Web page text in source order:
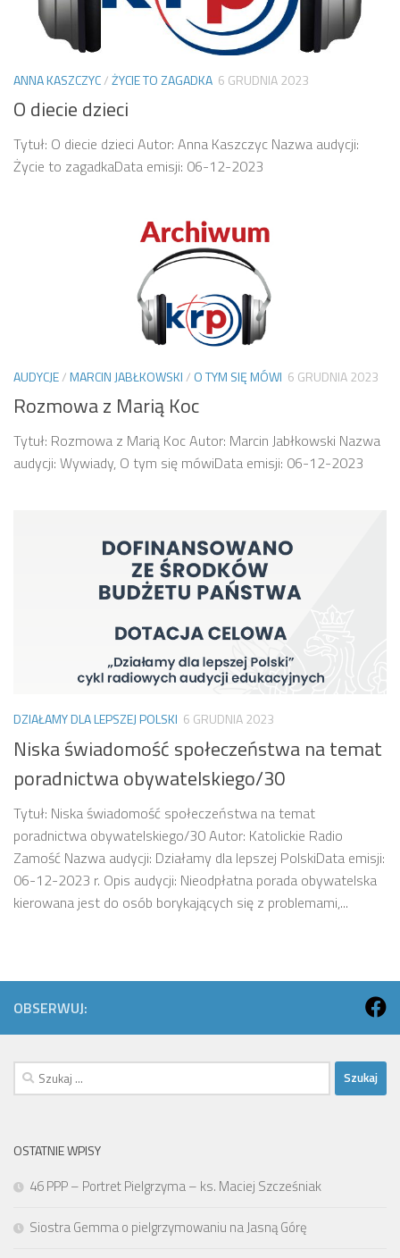
ANNA KASZCZYC/ŻYCIE TO ZAGADKA 6 GRUDNIA 2023
O diecie dzieci
Tytuł: O diecie dzieci Autor: Anna Kaszczyc Nazwa audycji:
Życie to zagadkaData emisji: 06-12-2023
AUDYCJE/MARCIN JABŁKOWSKI/ O TYM SIĘ MÓWI 6 GRUDNIA 2023
Rozmowa z Marią Koc
Tytuł: Rozmowa z Marią Koc Autor: Marcin Jabłkowski Nazwa
audycji: Wywiady, O tym się mówiData emisji: 06-12-2023
DZIAŁAMY DLA LEPSZEJ POLSKI 6 GRUDNIA 2023
Niska świadomość społeczeństwa na temat
poradnictwa obywatelskiego/30
Tytuł: Niska świadomość społeczeństwa na temat
poradnictwa obywatelskiego/30 Autor: Katolickie Radio
Zamość Nazwa audycji: Działamy dla lepszej PolskiData emisji:
06-12-2023 r. Opis audycji: Nieodpłatna porada obywatelska
kierowana jest do osób borykających się z problemami,...
OBSERWUJ:
Szukaj:
OSTATNIE WPISY
46 PPP – Portret Pielgrzyma – ks. Maciej Szcześniak
Siostra Gemma o pielgrzymowaniu na Jasną Górę